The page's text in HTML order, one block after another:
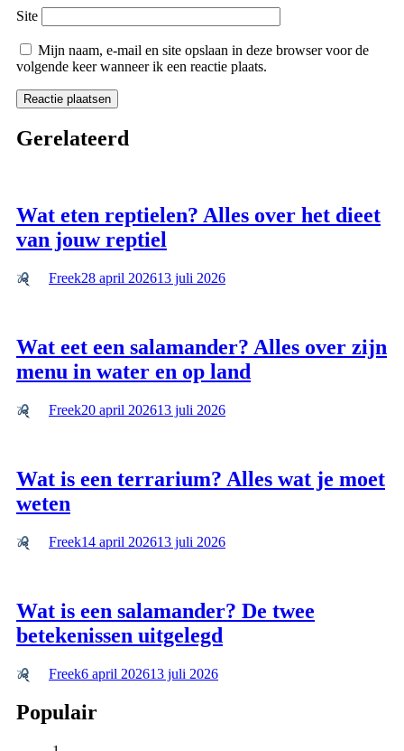
Site
Mijn naam, e-mail en site opslaan in deze browser voor de
volgende keer wanneer ik een reactie plaats.
Gerelateerd
Wat eten reptielen? Alles over het dieet
van jouw reptiel
Freek28 april 202613 juli 2026
Wat eet een salamander? Alles over zijn
menu in water en op land
Freek20 april 202613 juli 2026
Wat is een terrarium? Alles wat je moet
weten
Freek14 april 202613 juli 2026
Wat is een salamander? De twee
betekenissen uitgelegd
Freek6 april 202613 juli 2026
Populair